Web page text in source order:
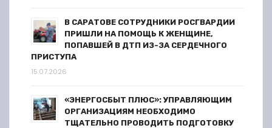
В САРАТОВЕ СОТРУДНИКИ РОСГВАРДИИ
ПРИШЛИ НА ПОМОЩЬ К ЖЕНЩИНЕ,
ПОПАВШЕЙ В ДТП ИЗ-ЗА СЕРДЕЧНОГО
ПРИСТУПА
15.07.2026
«ЭНЕРГОСБЫТ ПЛЮС»: УПРАВЛЯЮЩИМ
ОРГАНИЗАЦИЯМ НЕОБХОДИМО
ТЩАТЕЛЬНО ПРОВОДИТЬ ПОДГОТОВКУ